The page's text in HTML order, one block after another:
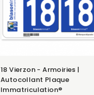
18 Vierzon - Armoiries |
Autocollant Plaque
Immatriculation®